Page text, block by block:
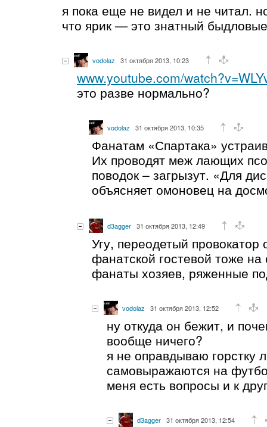
я пока еще не видел и не читал.
что ярик — это знатный
vodolaz 31 октября 2013, 10:23
www.youtube.com/
это разве нормально?
vodolaz 31 октября 2013, 10:35
Фанатам «Спартака»
Их проводят меж лающих
поводок – загрызут. «Для
объясняет омоновец на
d3agger 31 октября 2013, 12:49
Угу, переодетый
фанатской гостевой тоже
фанаты хозяев, ряженные
vodolaz 31 октября 2013, 12:52
ну откуда он бежит, и
вообще ничего?
я не оправдываю горстку
самовыражаются на
меня есть вопросы и к
d3agger 31 октября 2013, 12:54